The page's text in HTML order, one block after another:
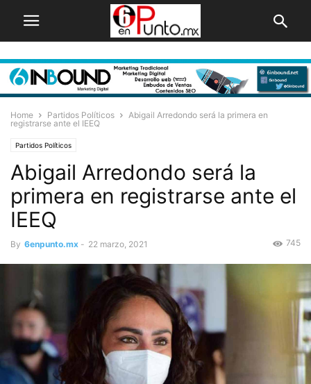
Home Partidos Políticos
Abigail Arredondo será la primera en
registrarse ante el IEEQ
Partidos Políticos
Abigail Arredondo será la
primera en registrarse ante el
IEEQ
By 6enpunto.mx - 22 marzo, 2021 745